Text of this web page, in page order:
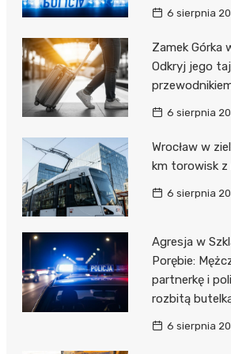
6 sierpnia
Zamek Górka
Odkryj jego
6 sierpnia
Wrocław w
km torowisk z
6 sierpnia
Agresja w
Porębie:
partnerkę i
rozbitą
6 sierpnia